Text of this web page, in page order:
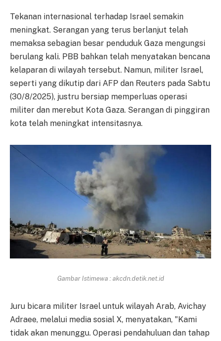
Tekanan internasional terhadap Israel semakin
meningkat. Serangan yang terus berlanjut telah
memaksa sebagian besar penduduk Gaza mengungsi
berulang kali. PBB bahkan telah menyatakan bencana
kelaparan di wilayah tersebut. Namun, militer Israel,
seperti yang dikutip dari AFP dan Reuters pada Sabtu
(30/8/2025), justru bersiap memperluas operasi
militer dan merebut Kota Gaza. Serangan di pinggiran
kota telah meningkat intensitasnya.
Gambar Istimewa : akcdn.detik.net.id
Juru bicara militer Israel untuk wilayah Arab, Avichay
Adraee, melalui media sosial X, menyatakan, "Kami
tidak akan menunggu. Operasi pendahuluan dan tahap